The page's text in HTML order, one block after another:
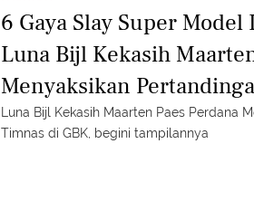
6 Gaya Slay Super
Luna Bijl Kekasih
Menyaksikan
GBK
Luna Bijl Kekasih Maarten Paes Perdana
Timnas di GBK, begini tampilannya